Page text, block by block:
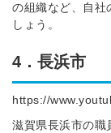
の組織など、自社
しょう。
4．長浜市
https://
滋賀県長浜市の職